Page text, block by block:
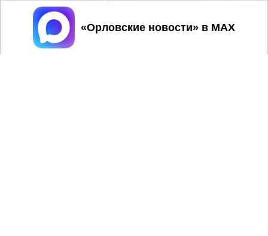
Принять